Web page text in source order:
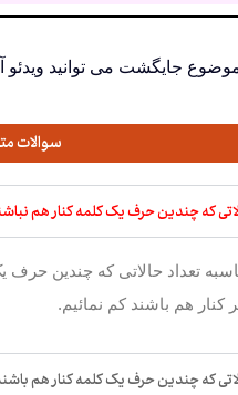
جایگشت می توانید
سوالات
که چندین حرف یک کلمه کنار هم
تعداد حالاتی که چندین حرف
هم باشند کم نمائیم.
که چندین حرف یک کلمه کنار هم